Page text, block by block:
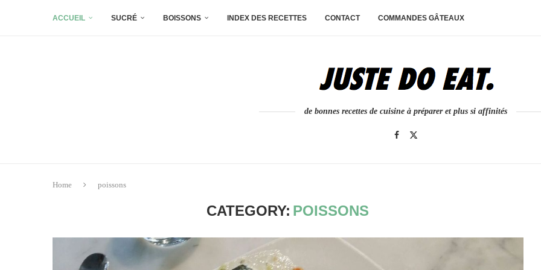
ACCUEIL SUCRÉ BOISSONS INDEX DES RECETTES CONTACT COMMANDES GÂTEAUX
de bonnes recettes de cuisine à préparer et plus si affinités
Home poissons
CATEGORY: POISSONS